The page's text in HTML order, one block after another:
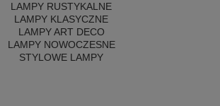
LAMPY RUSTYKALNE
LAMPY KLASYCZNE
LAMPY ART DECO
LAMPY NOWOCZESNE
STYLOWE LAMPY